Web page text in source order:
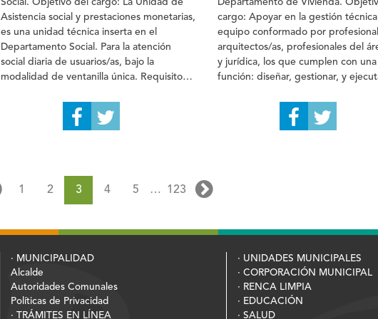
Social. Objetivo del cargo: La Unidad de
Asistencia social y prestaciones monetarias,
es una unidad técnica inserta en el
Departamento Social. Para la atención
social diaria de usuarios/as, bajo la
modalidad de ventanilla única. Requisitos
Los/as postulantes deben presentar los
siguientes antecedentes: Interesados e
Departamento de Vivienda.
cargo: Apoyar en la gestión
equipo conformado por
arquitectos/as, profesionales del
y jurídica, los que cumplen con
función: diseñar, gestionar, y
de la Entidad Patrocinante
significa ser protagonista del
y descargar las bases a continuación:
1 2 3 4 5 … 123
· MUNICIPALIDAD
Alcalde
Autoridades Comunales
Políticas de Privacidad
· TRÁMITES EN LÍNEA
· UNIDADES MUNICIPALES
· CORPORACIÓN MUNICIPAL
· RENCA LIMPIA
· EDUCACIÓN
· SALUD